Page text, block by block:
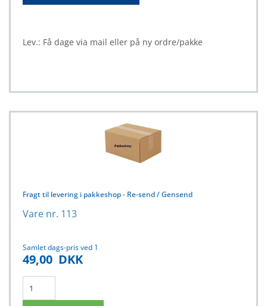
Lev.: Få dage via mail eller på ny ordre/pakke
Fragt til levering i pakkeshop - Re-send / Gensend
Vare nr. 113
Samlet dags-pris ved 1
49,00 DKK